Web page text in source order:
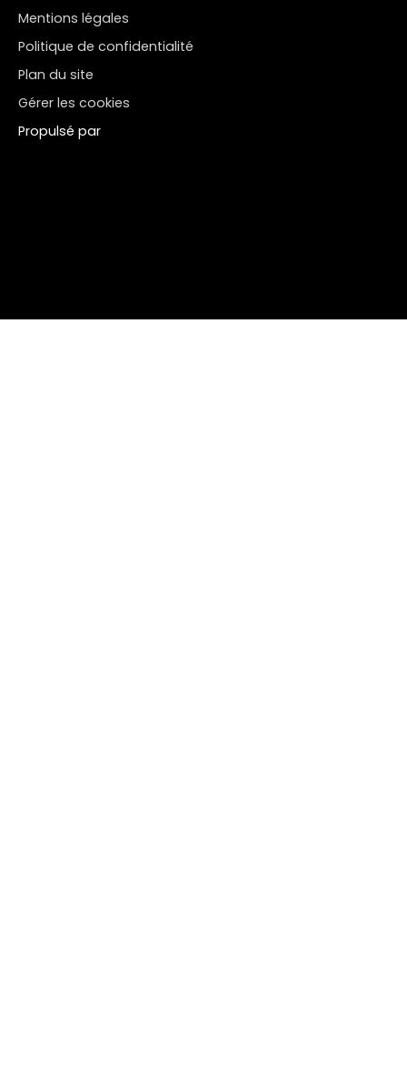
Mentions légales
Politique de confidentialité
Plan du site
Gérer les cookies
Propulsé par